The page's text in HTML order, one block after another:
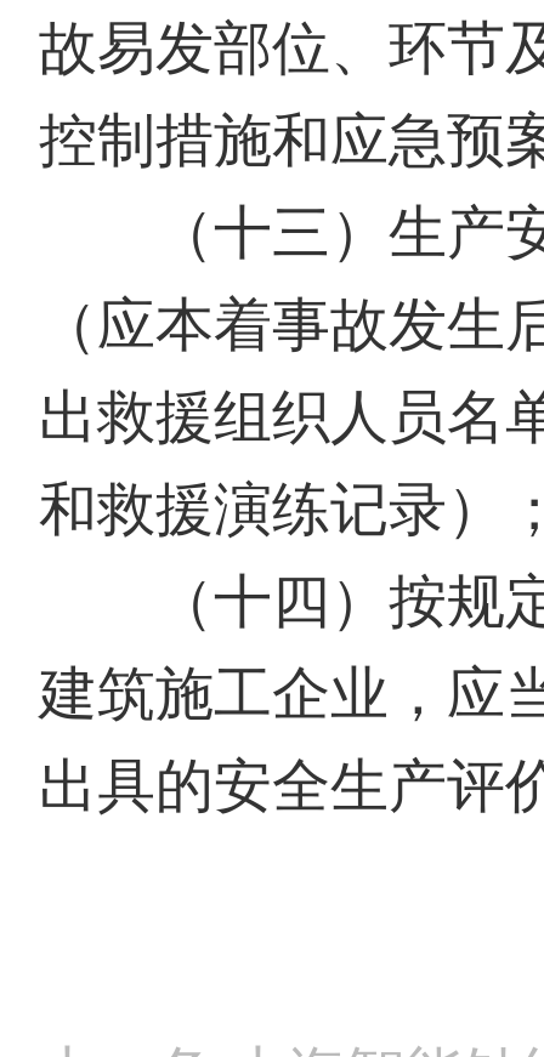
故易发部位、环节
控制措施和应急预
（十三）生产
（应本着事故发
出救援组织人员名
和救援演练记录）
（十四）按规
建筑施工企业，应
出具的安全生产评